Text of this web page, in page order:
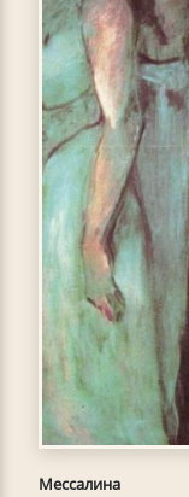
Мессалина